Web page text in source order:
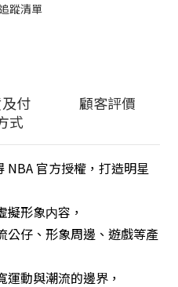
蹤清單
付
式
顧客評價
NBA 官方授權，打造明星
形象内容，
公仔、形象周邊、遊戲等產
動與潮流的邊界，